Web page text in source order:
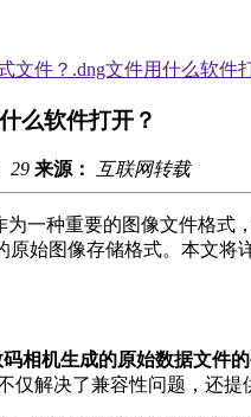
文件？.dng文件用什么软件
么软件打开？
29 来源： 互联网转载
一种重要的图像文件格式
始图像存储格式。本文将
相机生成的原始数据文件
仅解决了兼容性问题，还提